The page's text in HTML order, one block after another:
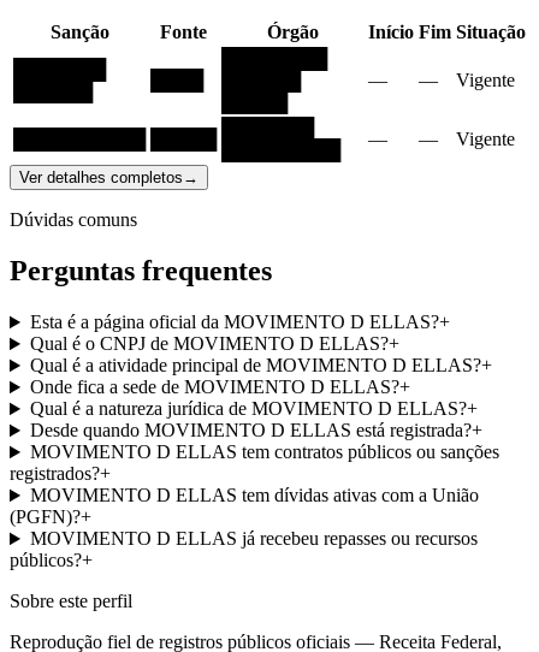
Sanção Fonte Órgão Início Fim Situação
— — Vigente
— — Vigente
Ver detalhes completos →
Dúvidas comuns
Perguntas frequentes
Esta é a página oficial da MOVIMENTO D ELLAS?+
Qual é o CNPJ de MOVIMENTO D ELLAS?+
Qual é a atividade principal de MOVIMENTO D ELLAS?+
Onde fica a sede de MOVIMENTO D ELLAS?+
Qual é a natureza jurídica de MOVIMENTO D ELLAS?+
Desde quando MOVIMENTO D ELLAS está registrada?+
MOVIMENTO D ELLAS tem contratos públicos ou sanções
registrados?+
MOVIMENTO D ELLAS tem dívidas ativas com a União
(PGFN)?+
MOVIMENTO D ELLAS já recebeu repasses ou recursos
públicos?+
Sobre este perfil
Reprodução fiel de registros públicos oficiais — Receita Federal,